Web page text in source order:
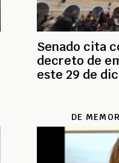
Senado cita
decreto de
este 29 de
DE